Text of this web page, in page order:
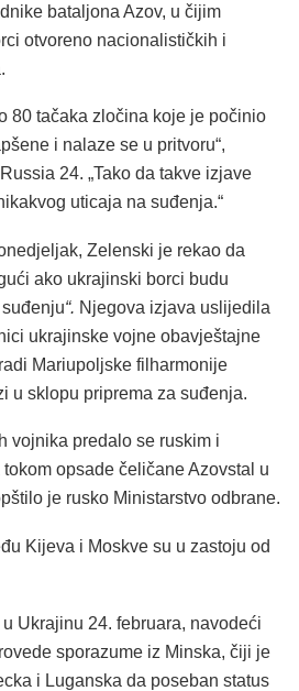
bataljona Azov, u čijim
otvoreno nacionalističkih i
80 tačaka zločina koje je počinio
i nalaze se u pritvoru“,
24. „Tako da takve izjave
uticaja na suđenja.“
Zelenski je rekao da
ako ukrajinski borci budu
“. Njegova izjava uslijedila
ukrajinske vojne obavještajne
Mariupoljske filharmonije
u sklopu priprema za suđenja.
vojnika predalo se ruskim i
opsade čeličane Azovstal u
je rusko Ministarstvo odbrane.
Kijeva i Moskve su u zastoju od
Ukrajinu 24. februara, navodeći
sporazume iz Minska, čiji je
i Luganska da poseban status